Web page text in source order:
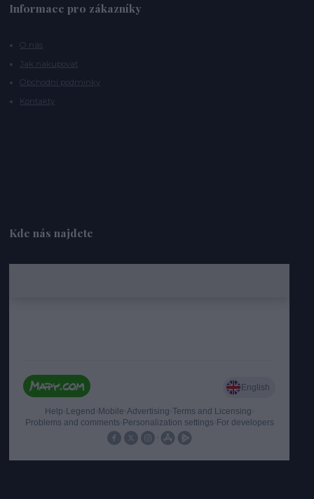
Informace pro zákazníky
O nás
Jak nakupovat
Obchodní podmínky
Kontakty
Kde nás najdete